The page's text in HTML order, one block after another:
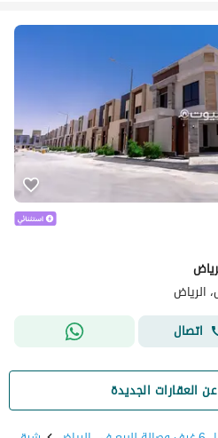
اتصال
العقارات الجديدة